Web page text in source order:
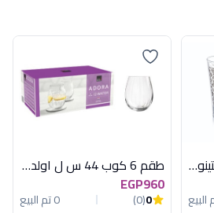
طقم6شاى30س ل فالنتينودلتالومينارك امارات
طقم 6 كوب 44 س ل اولد ادورا
EGP960
0
(0)
0 تم البيع